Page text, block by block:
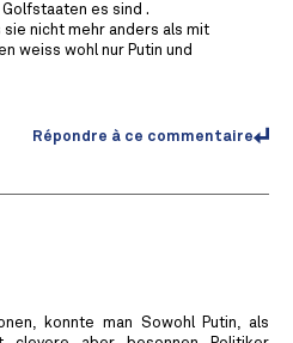
es sind .
nicht mehr anders als mit
weiss wohl nur Putin und
Répondre à ce commentaire
konnte man Sowohl Putin, als